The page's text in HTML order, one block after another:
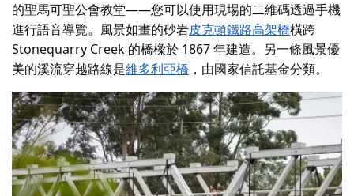
的聖馬可聖公會教堂——您可以使用現場的二維碼透過手機
進行語音導覽。風景如畫的砂岩皮克頓鐵路高架橋橫跨
Stonequarry Creek 的橋樑於 1867 年建造。另一條風景優
美的溪流穿越路線是維多利亞橋 ，由國家信託基金分類。